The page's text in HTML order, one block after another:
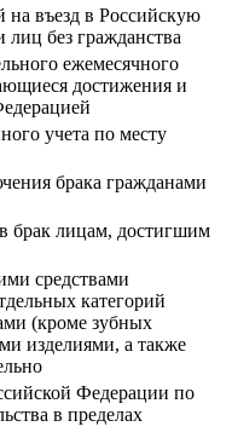
въезд в Российскую
без гражданства
ежемесячного
достижения и
учета по месту
брака гражданами
брак лицам, достигшим
средствами
категорий
(кроме зубных
изделиями, а также
Федерации по
в пределах